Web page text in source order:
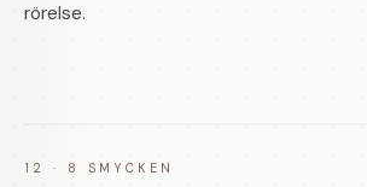
rörelse.
12 · 8 SMYCKEN